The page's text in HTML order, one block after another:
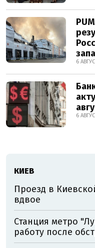
6
6
КИЕВ
Проезд в
вдвое
Станция метро
работу после